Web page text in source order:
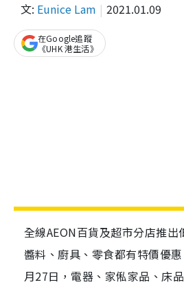
文: Eunice Lam 2021.01.09
在Google追蹤
《UHK 港生活》
全線AEON百貨及超市分店推
醬料、廚具、零食都有特價優
月27日，電器、家俬家品、床